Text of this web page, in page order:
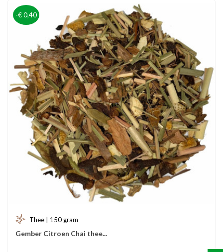
-€ 0,40
Thee | 150 gram
Gember Citroen Chai thee...